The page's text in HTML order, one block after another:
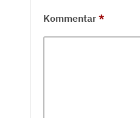
Kommentar *